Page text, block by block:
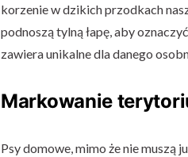
korzenie w dzikich przodkach
podnoszą tylną łapę, aby
zawiera unikalne dla danego
Markowanie
Psy domowe, mimo że nie muszą